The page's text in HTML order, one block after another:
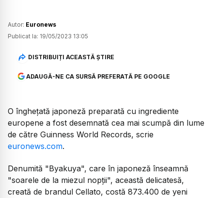
Autor: Euronews
Publicat la: 19/05/2023 13:05
DISTRIBUIȚI ACEASTĂ ȘTIRE
ADAUGĂ-NE CA SURSĂ PREFERATĂ PE GOOGLE
O înghețată japoneză preparată cu ingrediente
europene a fost desemnată cea mai scumpă din lume
de către Guinness World Records, scrie
euronews.com.
Denumită "Byakuya", care în japoneză înseamnă
"soarele de la miezul nopții", această delicatesă,
creată de brandul Cellato, costă 873.400 de yeni